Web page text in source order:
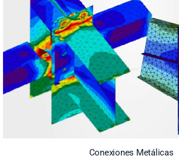
Conexiones Metálicas